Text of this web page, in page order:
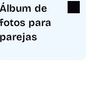
Álbum de
fotos para
parejas